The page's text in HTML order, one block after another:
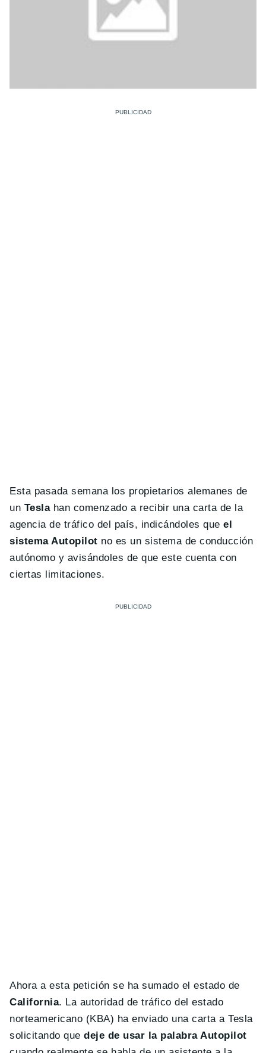
Esta pasada semana los propietarios alemanes de
un Teslahan comenzado a recibir una carta de la
agencia de tráfico del país, indicándoles queel
sistema Autopilot no es un sistema de conducción
autónomo y avisándoles de que este cuenta con
ciertas limitaciones.
Ahora a esta petición se ha sumado el estado de
California. La autoridad de tráfico del estado
norteamericano (KBA) ha enviado una carta a Tesla
solicitando que deje de usar la palabra Autopilot